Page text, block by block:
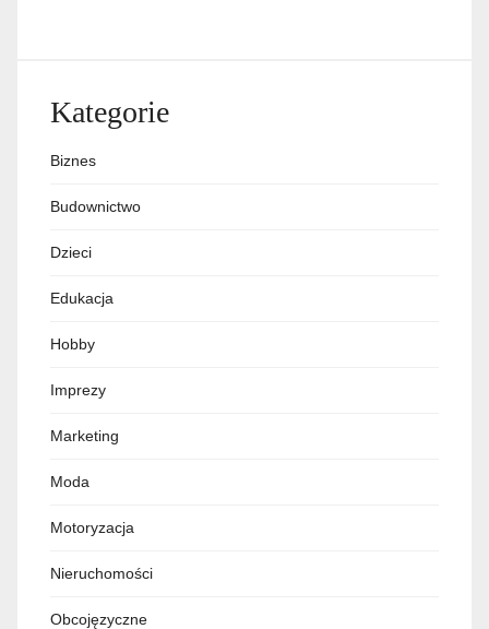
Kategorie
Biznes
Budownictwo
Dzieci
Edukacja
Hobby
Imprezy
Marketing
Moda
Motoryzacja
Nieruchomości
Obcojęzyczne